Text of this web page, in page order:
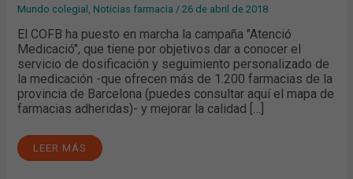
Mundo colegial Noticias farmacia /26 de abril de 2018
El COFB ha puesto en marcha la campaña "Atenció
Medicació", que tiene por objetivos dar a conocer el
servicio de dosificación y seguimiento personalizado de
la medicación -que ofrecen más de 1.200 farmacias de la
provincia de Barcelona (puedes consultar aquí el mapa de
farmacias adheridas)- y mejorar la calidad […]
LEER MÁS